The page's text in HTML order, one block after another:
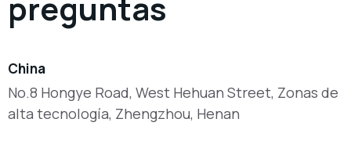
China
No.8 Hongye Road, West Hehuan Street, Zonas de
alta tecnología, Zhengzhou, Henan